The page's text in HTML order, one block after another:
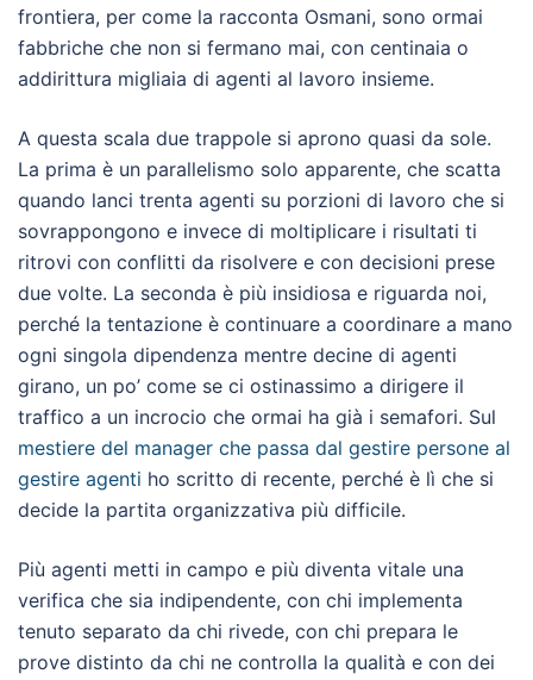
frontiera, per come la racconta Osmani, sono ormai
fabbriche che non si fermano mai, con centinaia o
addirittura migliaia di agenti al lavoro insieme.
A questa scala due trappole si aprono quasi da sole.
La prima è un parallelismo solo apparente, che scatta
quando lanci trenta agenti su porzioni di lavoro che si
sovrappongono e invece di moltiplicare i risultati ti
ritrovi con conflitti da risolvere e con decisioni prese
due volte. La seconda è più insidiosa e riguarda noi,
perché la tentazione è continuare a coordinare a mano
ogni singola dipendenza mentre decine di agenti
girano, un po’ come se ci ostinassimo a dirigere il
traffico a un incrocio che ormai ha già i semafori. Sul
mestiere del manager che passa dal gestire persone al
gestire agenti ho scritto di recente, perché è lì che si
decide la partita organizzativa più difficile.
Più agenti metti in campo e più diventa vitale una
verifica che sia indipendente, con chi implementa
tenuto separato da chi rivede, con chi prepara le
prove distinto da chi ne controlla la qualità e con dei